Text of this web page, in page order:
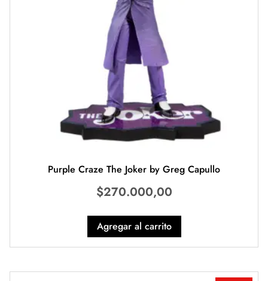
Purple Craze The Joker by Greg Capullo
$270.000,00
Agregar al carrito